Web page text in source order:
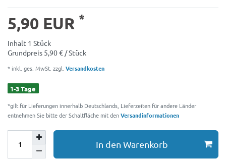
5,90 EUR *
Inhalt 1 Stück
Grundpreis 5,90 € / Stück
* inkl. ges. MwSt. zzgl. Versandkosten
1-3 Tage
*gilt für Lieferungen innerhalb Deutschlands, Lieferzeiten für andere Länder
entnehmen Sie bitte der Schaltfläche mit denVersandinformationen
In den Warenkorb